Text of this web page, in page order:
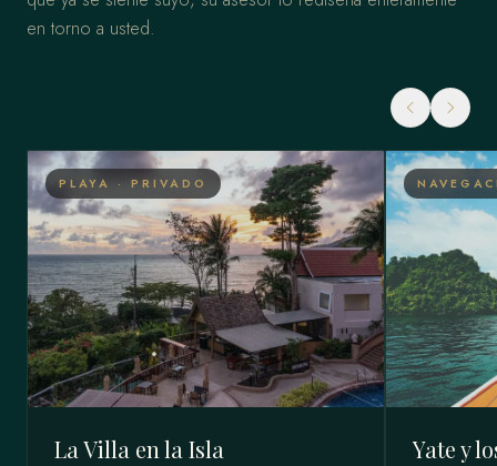
en torno a usted.
PLAYA · PRIVADO
La Villa en la Isla Yate y